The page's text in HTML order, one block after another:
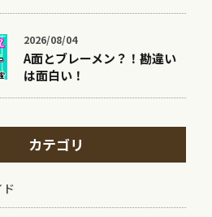
2026/08/04
A面とブレーメン？！勘違い
は面白い！
カテゴリ